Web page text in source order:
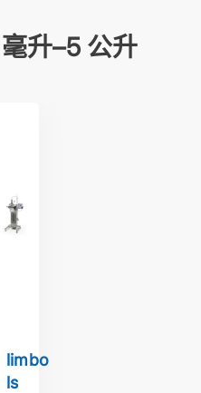
升–5 公升
limbo
ls